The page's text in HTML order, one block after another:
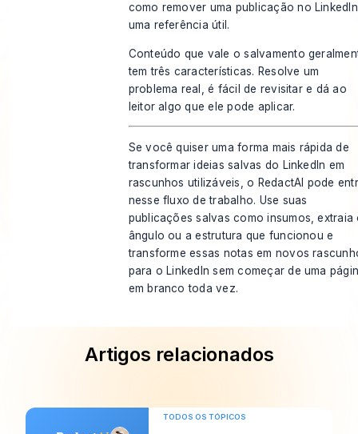
como remover uma publicação no LinkedIn
uma referência útil.
Conteúdo que vale o salvamento
tem três características. Resolve um
problema real, é fácil de revisitar e dá ao
leitor algo que ele pode aplicar.
Se você quiser uma forma mais rápida de
transformar ideias salvas do LinkedIn em
rascunhos utilizáveis, o RedactAI pode
nesse fluxo de trabalho. Use suas
publicações salvas como insumos, extraia
ângulo ou a estrutura que funcionou e
transforme essas notas em novos
para o LinkedIn sem começar de uma
em branco toda vez.
Artigos relacionados
TODOS OS TÓPICOS